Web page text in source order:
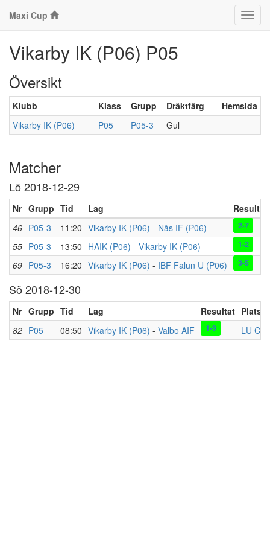
Maxi Cup
Vikarby IK (P06) P05
Översikt
Klubb Klass Grupp Dräktfärg
Hemsida
Vikarby IK (P06)
P05 P05-3 Gul
Matcher
Lö 2018-12-29
Nr Grupp Tid Lag
Resultat
46 P05-3 11:20 Vikarby IK (P06) - Nås IF (P06) 2-7
55 P05-3 13:50 HAIK (P06) - Vikarby IK (P06) 1-2
69 P05-3 16:20 Vikarby IK (P06) - IBF Falun U (P06) 3-5
Sö 2018-12-30
Nr Grupp Tid Lag Resultat Plats
82 P05 08:50 Vikarby IK (P06) - Valbo AIF 1-9 LU C